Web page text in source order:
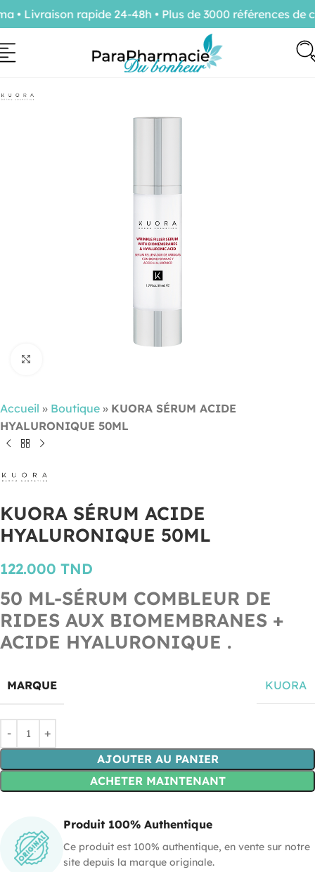
Accueil » Boutique » KUORA SÉRUM ACIDE
HYALURONIQUE 50ML
KUORA SÉRUM ACIDE
HYALURONIQUE 50ML
122.000 TND
50 ML-SÉRUM COMBLEUR DE
RIDES AUX BIOMEMBRANES +
ACIDE HYALURONIQUE .
MARQUE KUORA
AJOUTER AU PANIER
ACHETER MAINTENANT
Produit 100% Authentique
Ce produit est 100% authentique, en vente sur notre
site depuis la marque originale.
Livraison rapide 24-48h • Plus de 3000 références de